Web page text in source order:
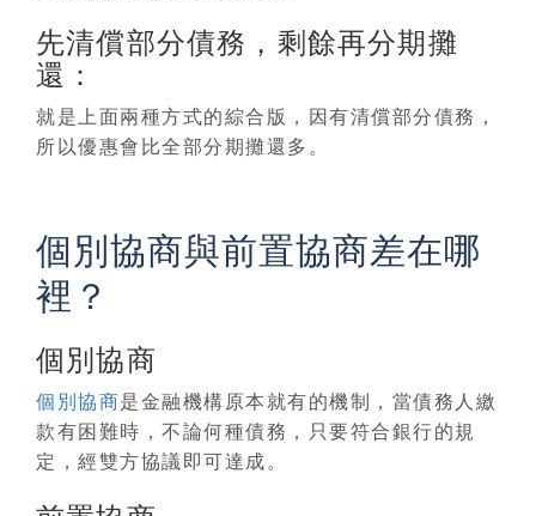
先清償部分債務，剩餘再分期攤
還：
就是上面兩種方式的綜合版，因有清償部分債務，
所以優惠會比全部分期攤還多。
個別協商與前置協商差在哪
裡？
個別協商
個別協商是金融機構原本就有的機制，當債務人繳
款有困難時，不論何種債務，只要符合銀行的規
定，經雙方協議即可達成。